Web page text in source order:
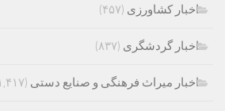
اخبار کشاورزی (۴۵۷)
اخبار گردشگری (۸۳۷)
اخبار میراث فرهنگی و صنایع دستی (۱,۴۱۷)